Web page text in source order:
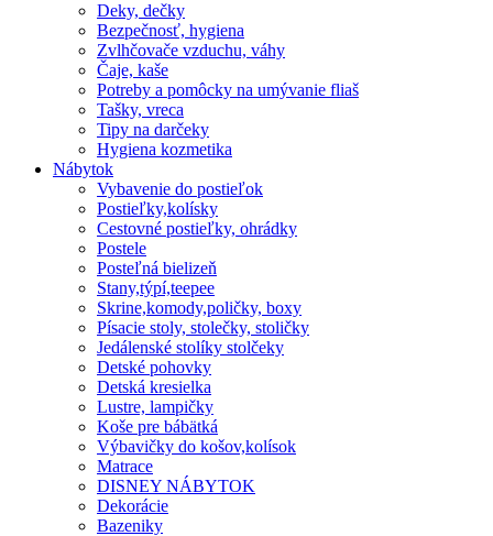
Deky, dečky
Bezpečnosť, hygiena
Zvlhčovače vzduchu, váhy
Čaje, kaše
Potreby a pomôcky na umývanie fliaš
Tašky, vreca
Tipy na darčeky
Hygiena kozmetika
Nábytok
Vybavenie do postieľok
Postieľky,kolísky
Cestovné postieľky, ohrádky
Postele
Posteľná bielizeň
Stany,týpí,teepee
Skrine,komody,poličky, boxy
Písacie stoly, stolečky, stoličky
Jedálenské stolíky stolčeky
Detské pohovky
Detská kresielka
Lustre, lampičky
Koše pre bábätká
Výbavičky do košov,kolísok
Matrace
DISNEY NÁBYTOK
Dekorácie
Bazeniky